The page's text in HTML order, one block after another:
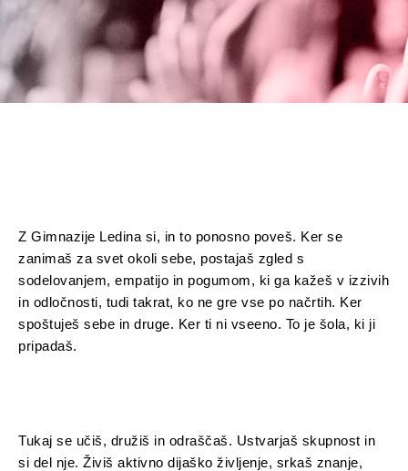
Z Gimnazije Ledina si, in to ponosno poveš. Ker se
zanimaš za svet okoli sebe, postajaš zgled s
sodelovanjem, empatijo in pogumom, ki ga kažeš v izzivih
in odločnosti, tudi takrat, ko ne gre vse po načrtih. Ker
spoštuješ sebe in druge. Ker ti ni vseeno. To je šola, ki ji
pripadaš.
Tukaj se učiš, družiš in odraščaš. Ustvarjaš skupnost in
si del nje. Živiš aktivno dijaško življenje, srkaš znanje,